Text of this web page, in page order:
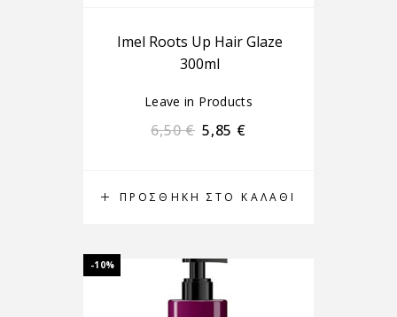
ΠΡΟΣΘΉΚΗ ΣΤΟ ΚΑΛΆΘΙ
Imel Roots Up Hair Glaze
300ml
Leave in Products
6,50€ 5,85 €
-10%